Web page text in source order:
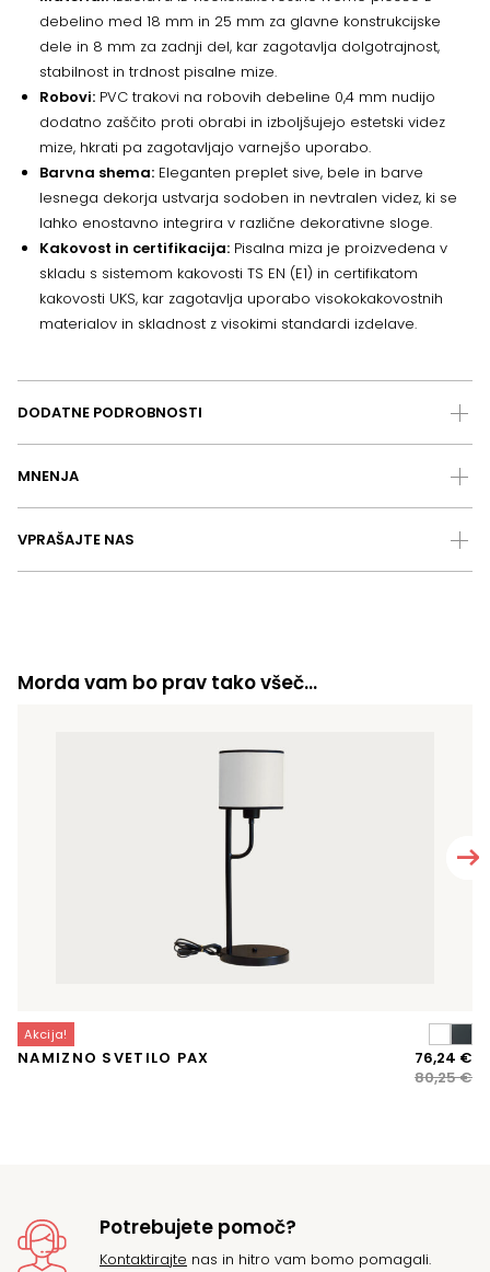
debelino med 18 mm in 25 mm za glavne konstrukcijske
dele in 8 mm za zadnji del, kar zagotavlja dolgotrajnost,
stabilnost in trdnost pisalne mize.
Robovi: PVC trakovi na robovih debeline 0,4 mm nudijo
dodatno zaščito proti obrabi in izboljšujejo estetski videz
mize, hkrati pa zagotavljajo varnejšo uporabo.
Barvna shema: Eleganten preplet sive, bele in barve
lesnega dekorja ustvarja sodoben in nevtralen videz, ki se
lahko enostavno integrira v različne dekorativne sloge.
Kakovost in certifikacija: Pisalna miza je proizvedena v
skladu s sistemom kakovosti TS EN (E1) in certifikatom
kakovosti UKS, kar zagotavlja uporabo visokokakovostnih
materialov in skladnost z visokimi standardi izdelave.
DODATNE PODROBNOSTI
MNENJA
VPRAŠAJTE NAS
Morda vam bo prav tako všeč…
Akcija!
NAMIZNO SVETILO PAX
80,25€
76,24 €
Potrebujete pomoč?
Kontaktirajte nas in hitro vam bomo pomagali.